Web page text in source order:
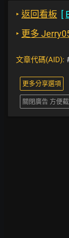
‣ 返回看板 [
‣ 更多
文章代碼(AID):
更多分享選項
關閉廣告 方便